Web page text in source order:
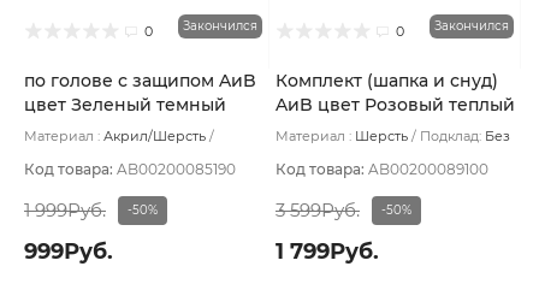
0 Закончился
по голове с защипом AиB
цвет Зеленый темный
Материал : Акрил/Шерсть
Код товара: AB00200085190
1 999Руб. -50%
999Руб.
0 Закончился
Комплект (шапка и снуд)
AиB цвет Розовый теплый
Материал : Шерсть Подклад: Без
Код товара: AB00200089100
3 599Руб. -50%
1 799Руб.